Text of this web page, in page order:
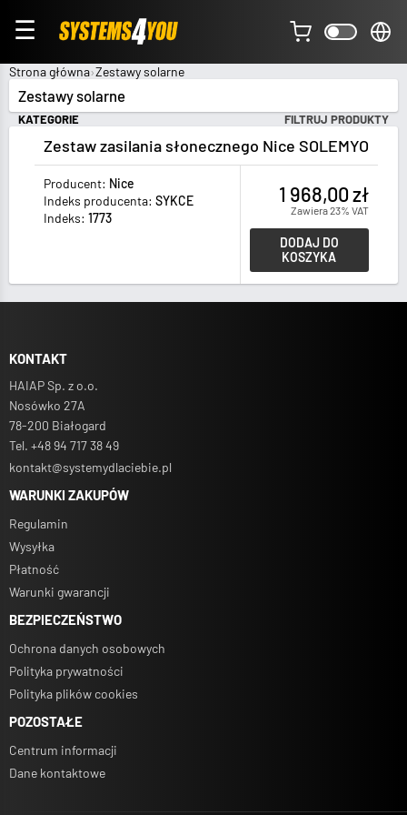
☰
Strona główna Zestawy solarne
Zestawy solarne
KATEGORIE FILTRUJ PRODUKTY
Zestaw zasilania słonecznego Nice SOLEMYO
Producent: Nice
Indeks producenta: SYKCE
Indeks: 1773
1 968,00 zł
Zawiera 23% VAT
DODAJ DO
KOSZYKA
KONTAKT
HAIAP Sp. z o.o.
Nosówko 27A
78-200 Białogard
Tel. +48 94 717 38 49
kontakt@systemydlaciebie.pl
WARUNKI ZAKUPÓW
Regulamin
Wysyłka
Płatność
Warunki gwarancji
BEZPIECZEŃSTWO
Ochrona danych osobowych
Polityka prywatności
Polityka plików cookies
POZOSTAŁE
Centrum informacji
Dane kontaktowe